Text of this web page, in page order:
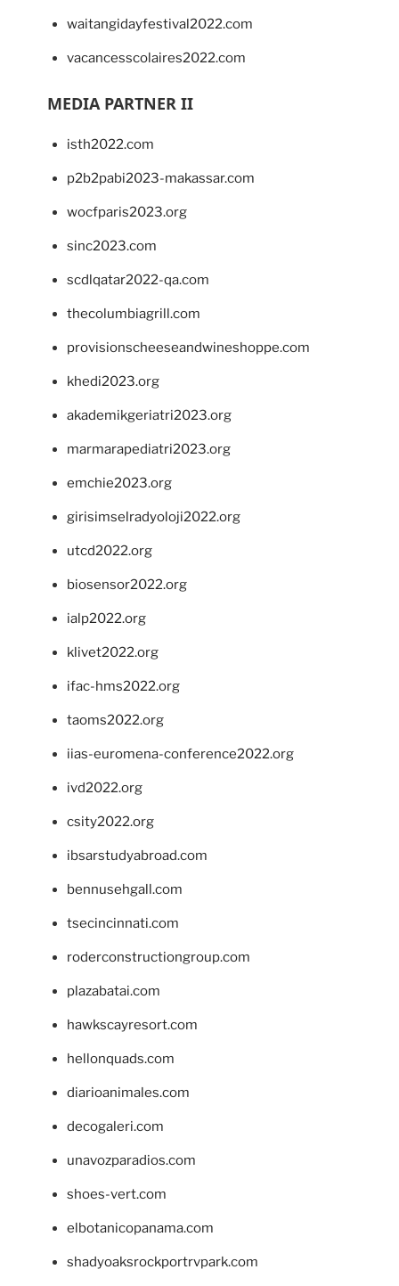
waitangidayfestival2022.com
vacancesscolaires2022.com
MEDIA PARTNER II
isth2022.com
p2b2pabi2023-makassar.com
wocfparis2023.org
sinc2023.com
scdlqatar2022-qa.com
thecolumbiagrill.com
provisionscheeseandwineshoppe.com
khedi2023.org
akademikgeriatri2023.org
marmarapediatri2023.org
emchie2023.org
girisimselradyoloji2022.org
utcd2022.org
biosensor2022.org
ialp2022.org
klivet2022.org
ifac-hms2022.org
taoms2022.org
iias-euromena-conference2022.org
ivd2022.org
csity2022.org
ibsarstudyabroad.com
bennusehgall.com
tsecincinnati.com
roderconstructiongroup.com
plazabatai.com
hawkscayresort.com
hellonquads.com
diarioanimales.com
decogaleri.com
unavozparadios.com
shoes-vert.com
elbotanicopanama.com
shadyoaksrockportrvpark.com